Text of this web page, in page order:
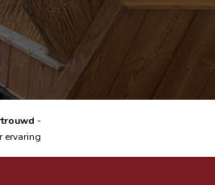
-
ervaring